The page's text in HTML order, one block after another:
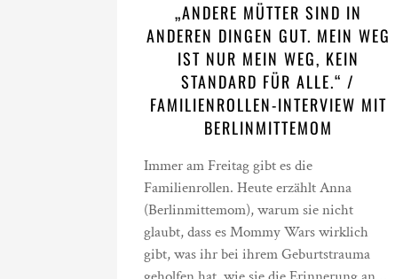
„ANDERE MÜTTER SIND IN
ANDEREN DINGEN GUT. MEIN WEG
IST NUR MEIN WEG, KEIN
STANDARD FÜR ALLE.“ /
FAMILIENROLLEN-INTERVIEW MIT
BERLINMITTEMOM
Immer am Freitag gibt es die
Familienrollen. Heute erzählt Anna
(Berlinmittemom), warum sie nicht
glaubt, dass es Mommy Wars wirklich
gibt, was ihr bei ihrem Geburtstrauma